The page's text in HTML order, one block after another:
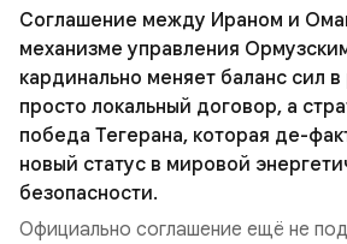
Соглашение между Ираном и
механизме управления
кардинально меняет баланс сил
просто локальный договор, а
победа Тегерана, которая де-
новый статус в мировой
безопасности.
Официально соглашение ещё не